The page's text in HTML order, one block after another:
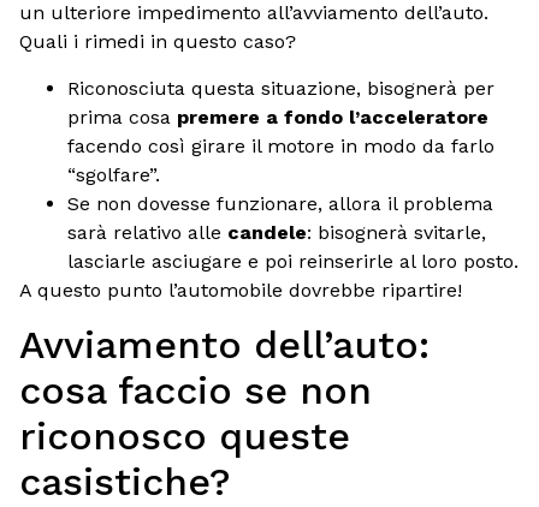
un ulteriore impedimento all’avviamento dell’auto.
Quali i rimedi in questo caso?
Riconosciuta questa situazione, bisognerà per
prima cosa premere a fondo l’acceleratore
facendo così girare il motore in modo da farlo
“sgolfare”.
Se non dovesse funzionare, allora il problema
sarà relativo alle candele: bisognerà svitarle,
lasciarle asciugare e poi reinserirle al loro posto.
A questo punto l’automobile dovrebbe ripartire!
Avviamento dell’auto:
cosa faccio se non
riconosco queste
casistiche?